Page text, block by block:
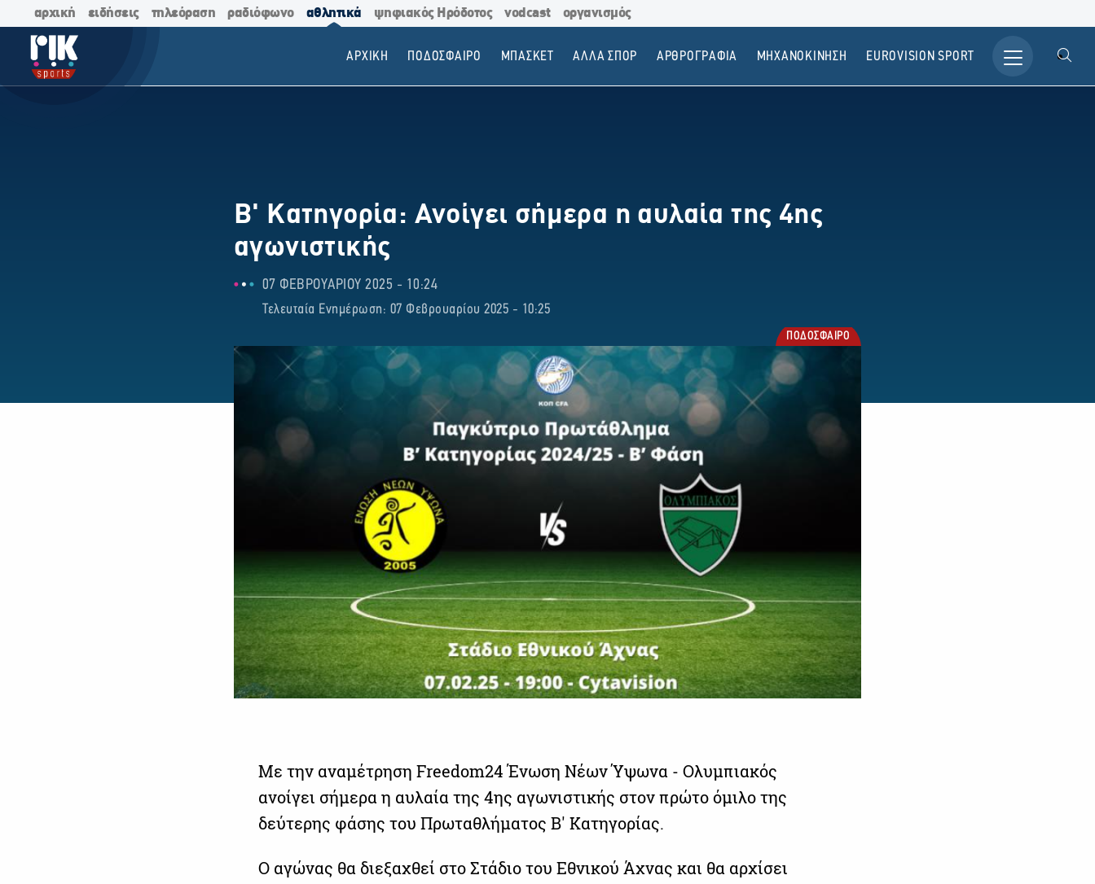
αρχική ειδήσεις τηλεόραση ραδιόφωνο αθλητικά ψηφιακός Ηρόδοτος vodcast οργανισμός
ΑΡΧΙΚΗ ΠΟΔΟΣΦΑΙΡΟ ΜΠΑΣΚΕΤ ΑΛΛΑ ΣΠΟΡ ΑΡΘΡΟΓΡΑΦΙΑ ΜΗΧΑΝΟΚΙΝΗΣΗ ΕUROVISION SPORT
Β' Κατηγορία: Ανοίγει σήμερα η αυλαία της 4ης
αγωνιστικής
07 ΦΕΒΡΟΥΑΡΙΟΥ 2025 - 10:24
Τελευταία Ενημέρωση: 07 Φεβρουαρίου 2025 - 10:25
ΠΟΔΟΣΦΑΙΡΟ
Με την αναμέτρηση Freedom24 Ένωση Νέων Ύψωνα - Ολυμπιακός
ανοίγει σήμερα η αυλαία της 4ης αγωνιστικής στον πρώτο όμιλο της
δεύτερης φάσης του Πρωταθλήματος Β' Κατηγορίας.
Ο αγώνας θα διεξαχθεί στο Στάδιο του Εθνικού Άχνας και θα αρχίσει